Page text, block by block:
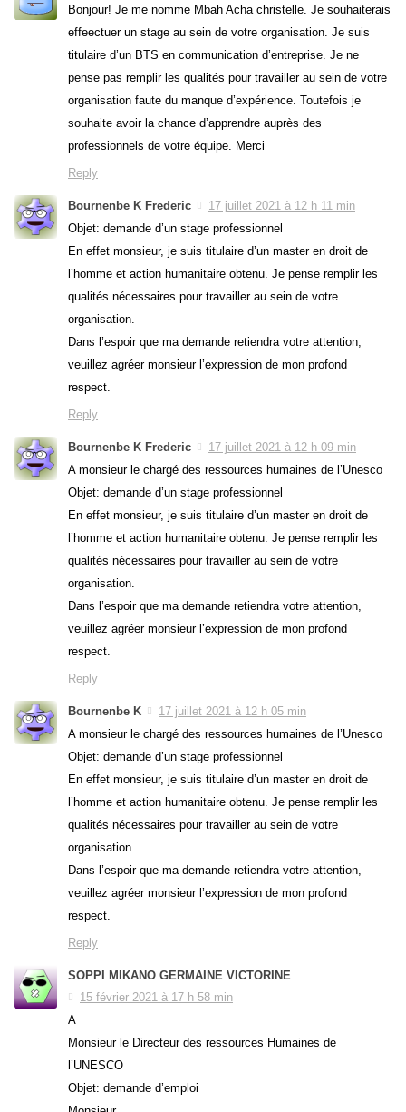
Bonjour! Je me nomme Mbah Acha christelle. Je souhaiterais
effeectuer un stage au sein de votre organisation. Je suis
titulaire d’un BTS en communication d’entreprise. Je ne
pense pas remplir les qualités pour travailler au sein de votre
organisation faute du manque d’expérience. Toutefois je
souhaite avoir la chance d’apprendre auprès des
professionnels de votre équipe. Merci
Reply
Bournenbe K Frederic
17 juillet 2021 à 12 h 11 min
Objet: demande d’un stage professionnel
En effet monsieur, je suis titulaire d’un master en droit de
l’homme et action humanitaire obtenu. Je pense remplir les
qualités nécessaires pour travailler au sein de votre
organisation.
Dans l’espoir que ma demande retiendra votre attention,
veuillez agréer monsieur l’expression de mon profond
respect.
Reply
Bournenbe K Frederic
17 juillet 2021 à 12 h 09 min
A monsieur le chargé des ressources humaines de l’Unesco
Objet: demande d’un stage professionnel
En effet monsieur, je suis titulaire d’un master en droit de
l’homme et action humanitaire obtenu. Je pense remplir les
qualités nécessaires pour travailler au sein de votre
organisation.
Dans l’espoir que ma demande retiendra votre attention,
veuillez agréer monsieur l’expression de mon profond
respect.
Reply
Bournenbe K
17 juillet 2021 à 12 h 05 min
A monsieur le chargé des ressources humaines de l’Unesco
Objet: demande d’un stage professionnel
En effet monsieur, je suis titulaire d’un master en droit de
l’homme et action humanitaire obtenu. Je pense remplir les
qualités nécessaires pour travailler au sein de votre
organisation.
Dans l’espoir que ma demande retiendra votre attention,
veuillez agréer monsieur l’expression de mon profond
respect.
Reply
SOPPI MIKANO GERMAINE VICTORINE
15 février 2021 à 17 h 58 min
A
Monsieur le Directeur des ressources Humaines de
l’UNESCO
Objet: demande d’emploi